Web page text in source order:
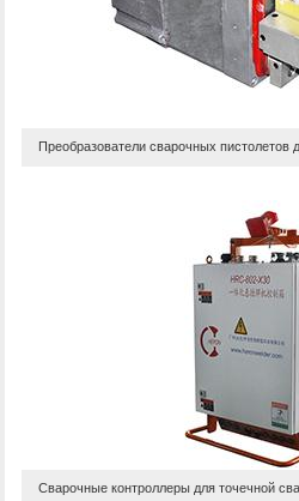
Преобразователи сварочных пистолетов
Сварочные контроллеры для точечной